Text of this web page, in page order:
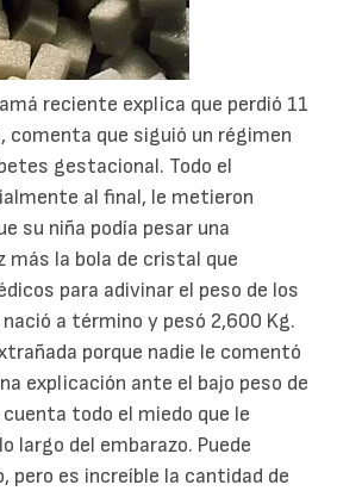
reciente explica que perdió 11
comenta que siguió un régimen
gestacional. Todo el
al final, le metieron
su niña podía pesar una
más la bola de cristal que
para adivinar el peso de los
a término y pesó 2,600 Kg.
porque nadie le comentó
explicación ante el bajo peso de
todo el miedo que le
largo del embarazo. Puede
pero es increíble la cantidad de